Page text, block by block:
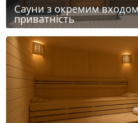
Сауни з окремим
приватність